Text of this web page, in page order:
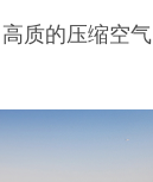
质的压缩空气